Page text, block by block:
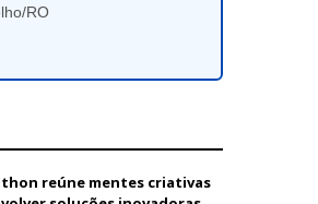
RO
reúne mentes criativas